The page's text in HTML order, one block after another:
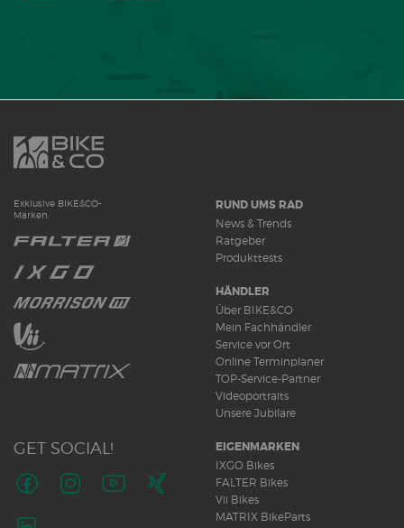
Exklusive BIKE&CO-
Marken
GET SOCIAL!
uns
RUND UMS RAD
News & Trends
Ratgeber
Produkttests
HÄNDLER
Über BIKE&CO
Mein Fachhändler
Service vor Ort
Online Terminplaner
TOP-Service-Partner
Videoportraits
Unsere Jubilare
EIGENMARKEN
IXGO Bikes
FALTER Bikes
Vii Bikes
MATRIX BikeParts